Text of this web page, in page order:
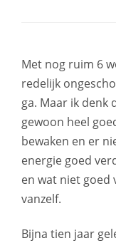
Met nog ruim 6
redelijk
ga. Maar ik denk
gewoon heel
bewaken en er
energie goed
en wat niet goed
vanzelf.
Bijna tien jaar